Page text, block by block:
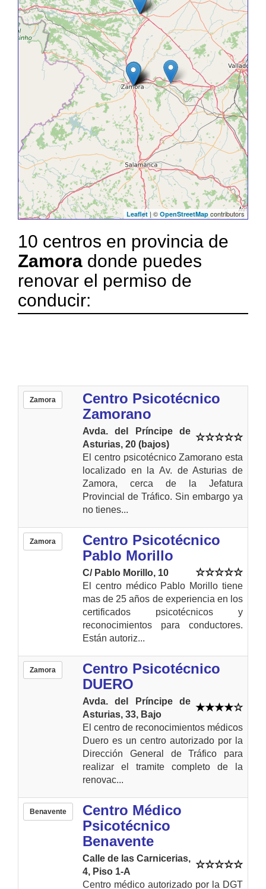
Leaflet | © OpenStreetMap contributors
10 centros en provincia de
Zamora donde puedes
renovar el permiso de
conducir:
Zamora
Centro Psicotécnico
Zamorano
Avda. del Príncipe de
Asturias, 20 (bajos)
El centro psicotécnico Zamorano esta
localizado en la Av. de Asturias de
Zamora, cerca de la Jefatura
Provincial de Tráfico. Sin embargo ya
no tienes...
Zamora
Centro Psicotécnico
Pablo Morillo
C/ Pablo Morillo, 10
El centro médico Pablo Morillo tiene
mas de 25 años de experiencia en los
certificados psicotécnicos y
reconocimientos para conductores.
Están autoriz...
Zamora
Centro Psicotécnico
DUERO
Avda. del Príncipe de
Asturias, 33, Bajo
El centro de reconocimientos médicos
Duero es un centro autorizado por la
Dirección General de Tráfico para
realizar el tramite completo de la
renovac...
Benavente
Centro Médico
Psicotécnico
Benavente
Calle de las Carnicerias,
4, Piso 1-A
Centro médico autorizado por la DGT